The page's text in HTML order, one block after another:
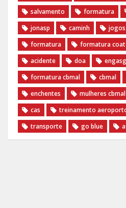
salvamento
formatura
jonasp
caminh
formatura
formatura coat
acidente
doa
formatura cbmal
cbmal
enchentes
mulheres cbmal
cas
treinamento
transporte
go blue